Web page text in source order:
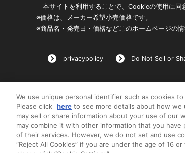
本サイトを利用することで、Cookieの使用に同
※価格は、メーカー希望小売価格です。
※商品名・発売日・価格などこのホームページの
privacypolicy Do Not Sell or
We use unique personal identifier such as cookies
Please click here to see more details about how we
may sell or share information about your use of our
may combine it with other information that you
of their services. However, we do not set and use
“Reject All Cookies” if you are under the age of 16